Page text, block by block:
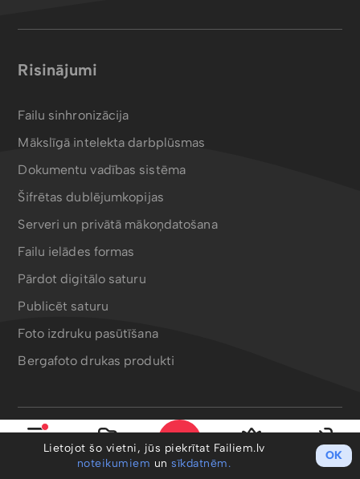
Mani faili Ieiet
Risinājumi
Failu sinhronizācija
Mākslīgā intelekta darbplūsmas
Dokumentu vadības sistēma
Šifrētas dublējumkopijas
Serveri un privātā mākoņdatošana
Failu ielādes formas
Pārdot digitālo saturu
Publicēt saturu
Foto izdruku pasūtīšana
Bergafoto drukas produkti
Lietotnes un rīki
Lietojot šo vietni, jūs piekrītat Failiem.lv
noteikumiem unsīkdatnēm.
OK